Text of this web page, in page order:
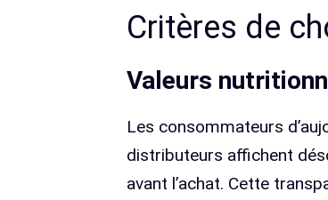
Critères de
Valeurs
Les consommateurs
distributeurs affichent
avant l’achat. Cette